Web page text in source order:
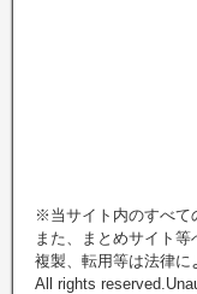
※当サイト内のすべて
また、まとめサイト等
複製、転用等は法律に
All rights